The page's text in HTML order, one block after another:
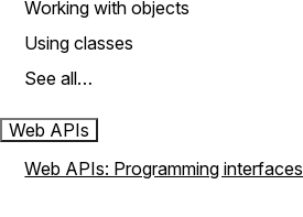
Working with objects
Using classes
See all…
Web APIs
Web APIs: Programming interfaces